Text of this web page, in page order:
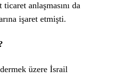
anlaşmasını da
işaret etmişti.
üzere İsrail